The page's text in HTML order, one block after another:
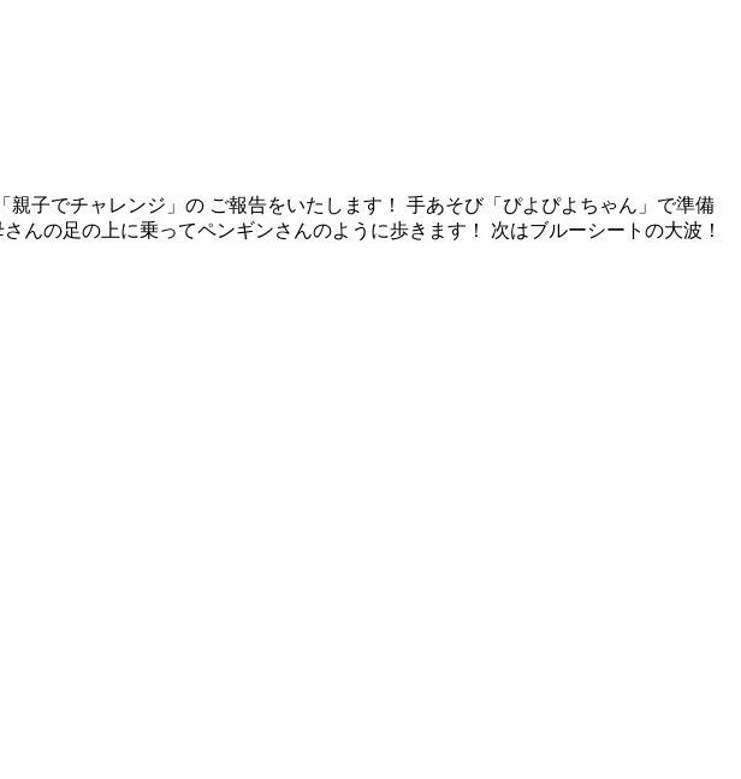
子でチャレンジ」の ご報告をいたします！ 手あそび「ぴよぴよちゃん」で準備
の足の上に乗ってペンギンさんのように歩きます！ 次はブルーシートの大波！